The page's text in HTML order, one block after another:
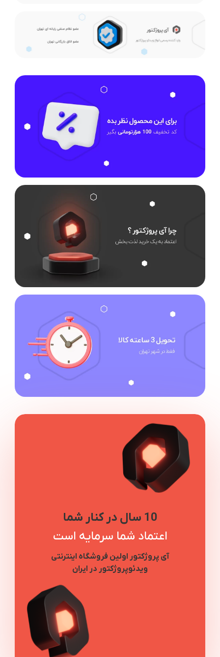
10 سال در کنار شما
اعتماد شما سرمایه است
آی پروژکتور اولین فروشگاه اینترنتی
ویدئوپروژکتور در ایران